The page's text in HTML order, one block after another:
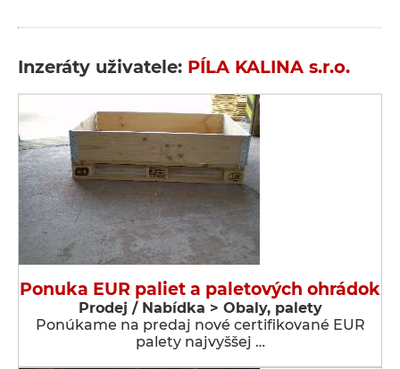
Inzeráty uživatele: PÍLA KALINA s.r.o.
Ponuka EUR paliet a paletových ohrádok
Prodej / Nabídka > Obaly, palety
Ponúkame na predaj nové certifikované EUR
palety najvyššej …